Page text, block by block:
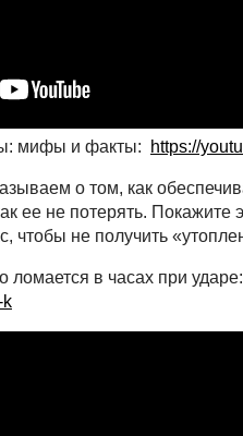
мифы и факты: https://
о том, как
ее не потерять. Покажите
чтобы не получить
ломается в часах при ударе:
k